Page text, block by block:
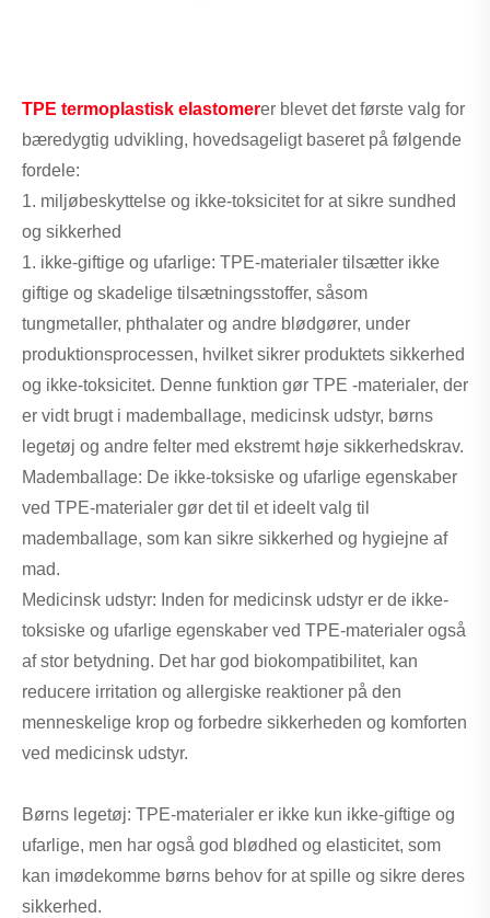
TPE termoplastisk elastomerer blevet det første valg for
bæredygtig udvikling, hovedsageligt baseret på følgende
fordele:
1. miljøbeskyttelse og ikke-toksicitet for at sikre sundhed
og sikkerhed
1. ikke-giftige og ufarlige: TPE-materialer tilsætter ikke
giftige og skadelige tilsætningsstoffer, såsom
tungmetaller, phthalater og andre blødgører, under
produktionsprocessen, hvilket sikrer produktets sikkerhed
og ikke-toksicitet. Denne funktion gør TPE -materialer, der
er vidt brugt i mademballage, medicinsk udstyr, børns
legetøj og andre felter med ekstremt høje sikkerhedskrav.
Mademballage: De ikke-toksiske og ufarlige egenskaber
ved TPE-materialer gør det til et ideelt valg til
mademballage, som kan sikre sikkerhed og hygiejne af
mad.
Medicinsk udstyr: Inden for medicinsk udstyr er de ikke-
toksiske og ufarlige egenskaber ved TPE-materialer også
af stor betydning. Det har god biokompatibilitet, kan
reducere irritation og allergiske reaktioner på den
menneskelige krop og forbedre sikkerheden og komforten
ved medicinsk udstyr.
Børns legetøj: TPE-materialer er ikke kun ikke-giftige og
ufarlige, men har også god blødhed og elasticitet, som
kan imødekomme børns behov for at spille og sikre deres
sikkerhed.